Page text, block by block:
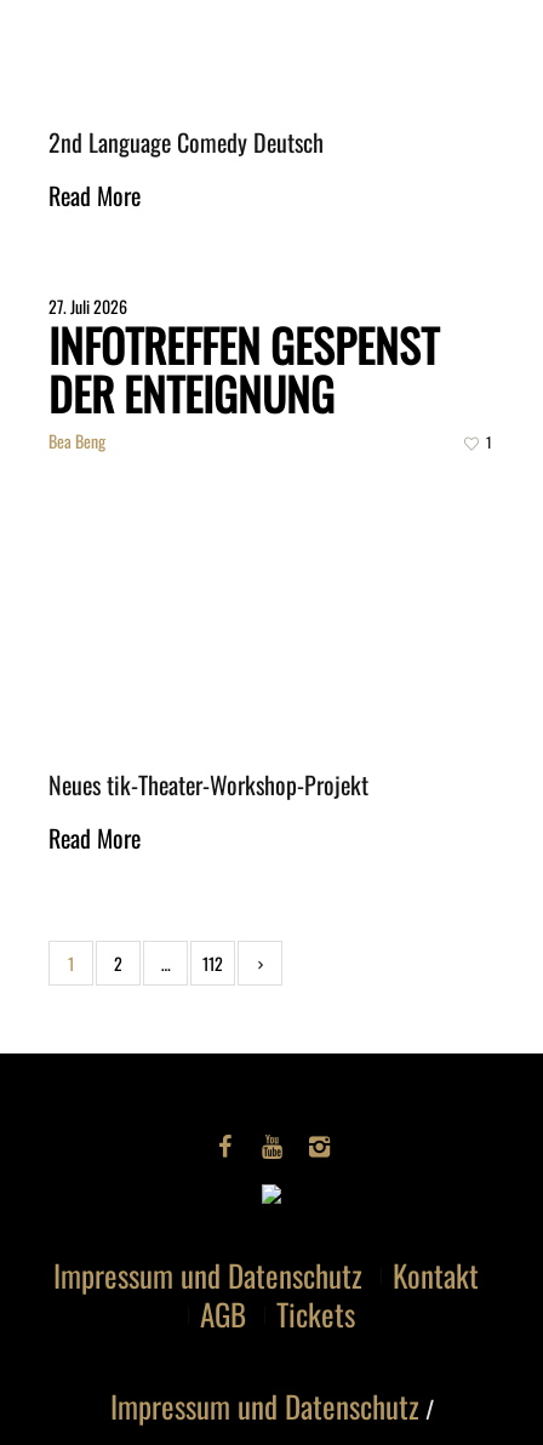
2nd Language Comedy Deutsch
Read More
27. Juli 2026
INFOTREFFEN GESPENST
DER ENTEIGNUNG
Bea Beng 1
Neues tik-Theater-Workshop-Projekt
Read More
1 2 … 112
Impressum und Datenschutz
Kontakt
AGB
Tickets
Impressum und Datenschutz /